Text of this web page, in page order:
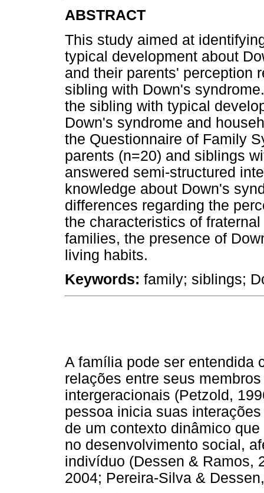
ABSTRACT
This study aimed at
typical development about
and their parents' perception
sibling with Down's
the sibling with typical
Down's syndrome and
the Questionnaire of Family
parents (n=20) and siblings
answered semi-structured
knowledge about Down's
differences regarding the
the characteristics of
families, the presence of
living habits.
Keywords: family; siblings;
A família pode ser entendida
relações entre seus
intergeracionais (Petzold,
pessoa inicia suas
de um contexto dinâmico
no desenvolvimento social,
indivíduo (Dessen & Ramos,
2004; Pereira-Silva &